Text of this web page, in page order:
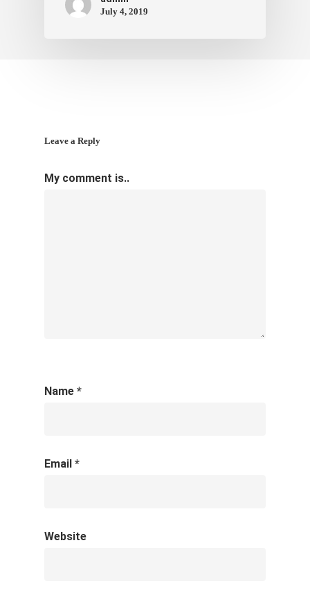
July 4, 2019
Leave a Reply
My comment is..
Name *
Email *
Website